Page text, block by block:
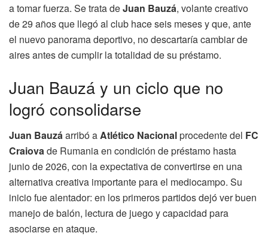
a tomar fuerza. Se trata deJuan Bauzá, volante creativo
de 29 años que llegó al club hace seis meses y que, ante
el nuevo panorama deportivo, no descartaría cambiar de
aires antes de cumplir la totalidad de su préstamo.
Juan Bauzá y un ciclo que no
logró consolidarse
Juan Bauzáarribó aAtlético Nacionalprocedente del FC
Craiovade Rumania en condición de préstamo hasta
junio de 2026, con la expectativa de convertirse en una
alternativa creativa importante para el mediocampo. Su
inicio fue alentador: en los primeros partidos dejó ver buen
manejo de balón, lectura de juego y capacidad para
asociarse en ataque.